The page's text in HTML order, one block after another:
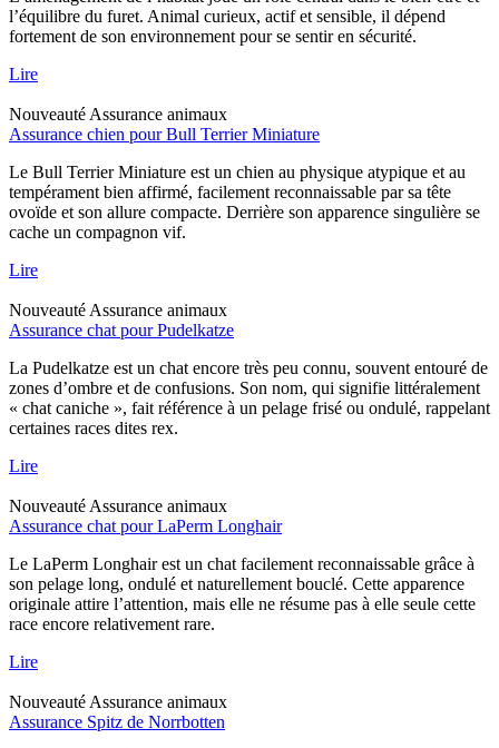
l’équilibre du furet. Animal curieux, actif et sensible, il dépend
fortement de son environnement pour se sentir en sécurité.
Lire
Nouveauté Assurance animaux
Assurance chien pour Bull Terrier Miniature
Le Bull Terrier Miniature est un chien au physique atypique et au
tempérament bien affirmé, facilement reconnaissable par sa tête
ovoïde et son allure compacte. Derrière son apparence singulière se
cache un compagnon vif.
Lire
Nouveauté Assurance animaux
Assurance chat pour Pudelkatze
La Pudelkatze est un chat encore très peu connu, souvent entouré de
zones d’ombre et de confusions. Son nom, qui signifie littéralement
« chat caniche », fait référence à un pelage frisé ou ondulé, rappelant
certaines races dites rex.
Lire
Nouveauté Assurance animaux
Assurance chat pour LaPerm Longhair
Le LaPerm Longhair est un chat facilement reconnaissable grâce à
son pelage long, ondulé et naturellement bouclé. Cette apparence
originale attire l’attention, mais elle ne résume pas à elle seule cette
race encore relativement rare.
Lire
Nouveauté Assurance animaux
Assurance Spitz de Norrbotten